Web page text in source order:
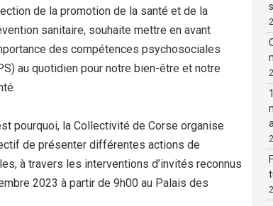
de la promotion de la santé et de la
sanitaire, souhaite mettre en avant
des compétences psychosociales
au quotidien pour notre bien-être et notre
pourquoi, la Collectivité de Corse organise
de présenter différentes actions de
à travers les interventions d’invités reconnus
2023 à partir de 9h00 au Palais des